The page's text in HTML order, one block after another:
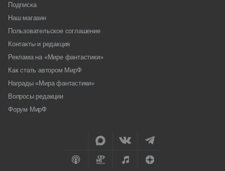
Подписка
Наш магазин
Пользовательское соглашение
Контакты и редакция
Реклама на «Мире фантастики»
Как стать автором МирФ
Награды «Мира фантастики»
Вопросы редакции
Форум МирФ